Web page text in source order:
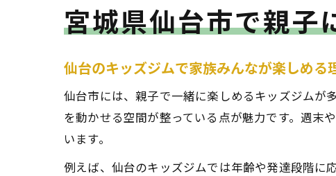
宮城県仙台市で親子
仙台のキッズジムで家族みんなが楽しめる
仙台市には、親子で一緒に楽しめるキッズジムが
を動かせる空間が整っている点が魅力です。週末
います。
例えば、仙台のキッズジムでは年齢や発達段階に